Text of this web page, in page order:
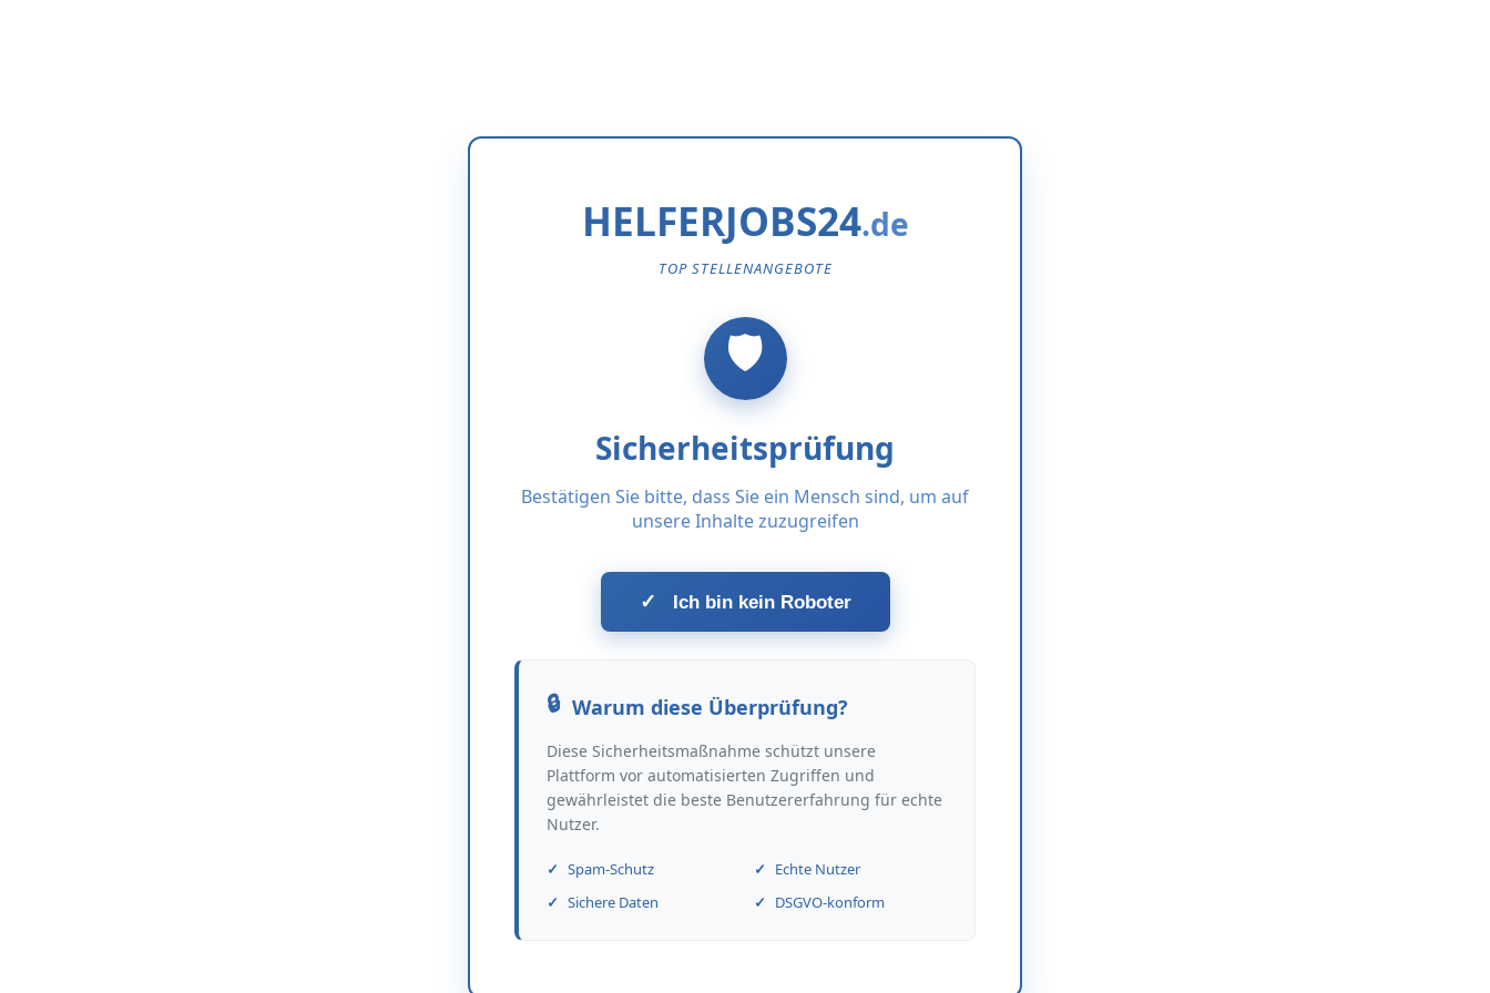
HELFERJOBS24
TOP STELLENANGEBOTE
Sicherheitsprüfung
Bestätigen Sie bitte, dass Sie ein Mensch sind, um auf
unsere Inhalte zuzugreifen
✓ Ich bin kein Roboter
Warum diese Überprüfung?
Diese Sicherheitsmaßnahme schützt unsere
Plattform vor automatisierten Zugriffen und
gewährleistet die beste Benutzererfahrung für echte
Nutzer.
Spam-Schutz
Echte Nutzer
Sichere Daten
DSGVO-konform